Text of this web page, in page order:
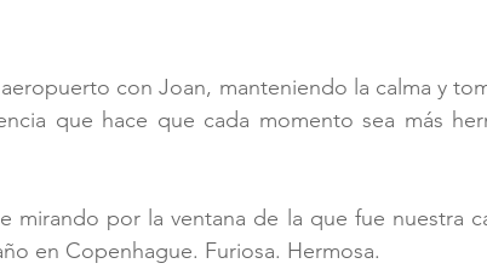
con Joan, manteniendo la calma y
que hace que cada momento sea más
mirando por la ventana de la que fue nuestra
en Copenhague. Furiosa. Hermosa.